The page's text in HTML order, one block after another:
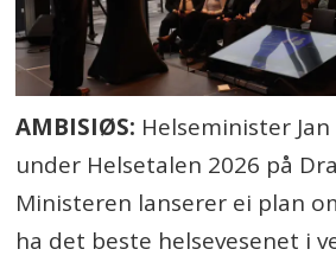
AMBISIØS: Helseminister
under Helsetalen 2026 på
Ministeren lanserer ei plan
ha det beste helsevesenet i